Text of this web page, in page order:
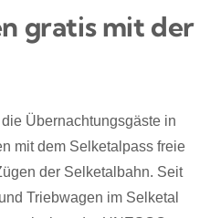
gratis mit der
Übernachtungsgäste in
mit dem Selketalpass freie
der Selketalbahn. Seit
Triebwagen im Selketal